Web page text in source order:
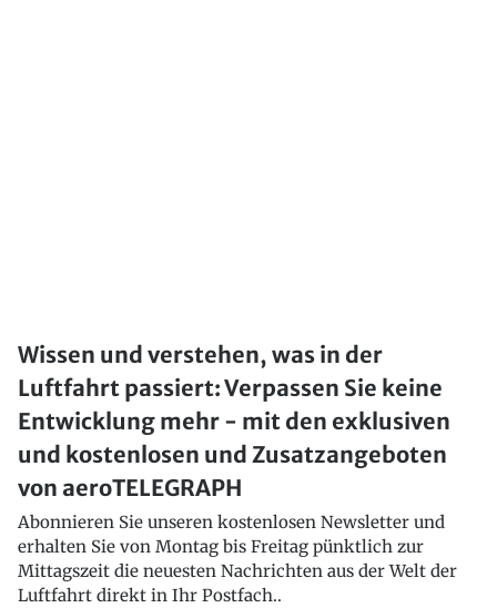
Wissen und verstehen, was in der
Luftfahrt passiert: Verpassen Sie keine
Entwicklung mehr - mit den exklusiven
und kostenlosen und Zusatzangeboten
von aeroTELEGRAPH
Abonnieren Sie unseren kostenlosen Newsletter und
erhalten Sie von Montag bis Freitag pünktlich zur
Mittagszeit die neuesten Nachrichten aus der Welt der
Luftfahrt direkt in Ihr Postfach..